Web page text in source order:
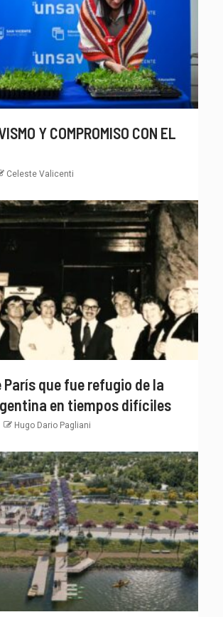
Y COMPROMISO CON EL
Celeste Valicenti
París que fue refugio de la
en tiempos difíciles
Hugo Dario Pagliani